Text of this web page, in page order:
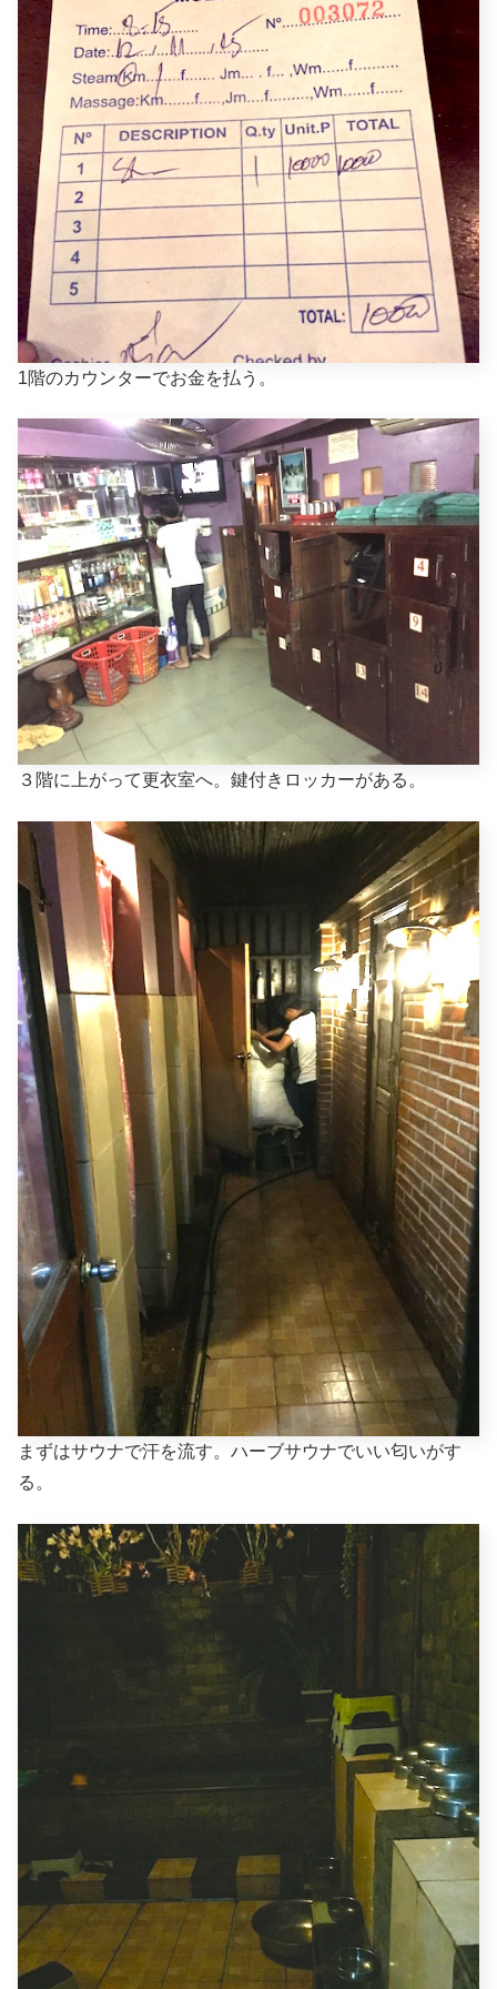
1階のカウンターでお金を払う。
３階に上がって更衣室へ。鍵付きロッカーがある。
まずはサウナで汗を流す。ハーブサウナでいい匂いがす
る。